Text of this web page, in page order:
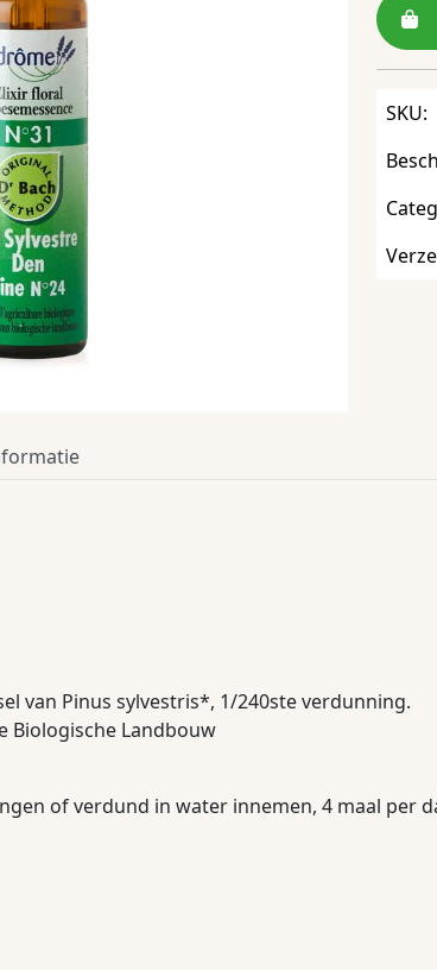
SKU:
van Pinus sylvestris*, 1/240ste verdunning.
Biologische Landbouw
of verdund in water innemen, 4 maal per